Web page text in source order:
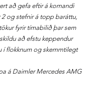
að gefa eftir á komandi
og stefnir á topp baráttu,
fyrir tímabilið þar sem
að efstu keppendur
í flokknum og skemmtilegt
á Daimler Mercedes AMG